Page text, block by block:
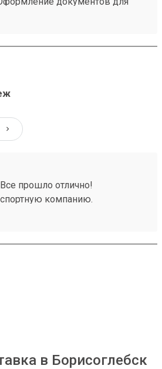
прошло отлично!
компанию.
в Борисоглебск